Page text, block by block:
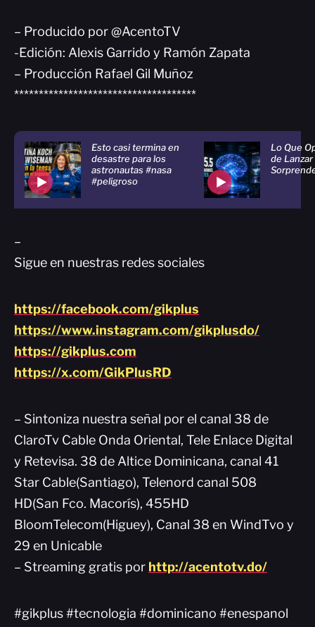
– Producido por @AcentoTV
-Edición: Alexis Garrido y Ramón Zapata
– Producción Rafael Gil Muñoz
*************************************
Esto casi termina en
desastre para los
astronautas #nasa
#peligroso
Lo Que
de Lanzar
–
Sigue en nuestras redes sociales
https://facebook.com/gikplus
https://www.instagram.com/gikplusdo/
https://gikplus.com
https://x.com/GikPlusRD
– Sintoniza nuestra señal por el canal 38 de
ClaroTv Cable Onda Oriental, Tele Enlace Digital
y Retevisa. 38 de Altice Dominicana, canal 41
Star Cable(Santiago), Telenord canal 508
HD(San Fco. Macorís), 455HD
BloomTelecom(Higuey), Canal 38 en WindTvo y
29 en Unicable
– Streaming gratis por http://acentotv.do/
#gikplus #tecnologia #dominicano #enespanol